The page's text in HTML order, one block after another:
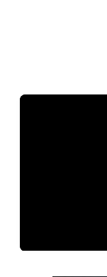
Kriyansh April 27,